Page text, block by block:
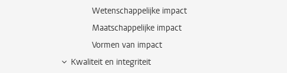
Wetenschappelijke impact
Maatschappelijke impact
Vormen van impact
Kwaliteit en integriteit